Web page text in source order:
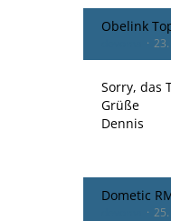
Obelink
Sorry, das
Grüße
Dennis
Dometic
25.